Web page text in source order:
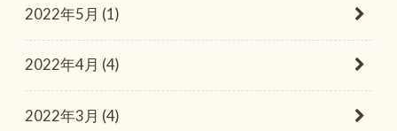
2022年5月 (1)
2022年4月 (4)
2022年3月 (4)